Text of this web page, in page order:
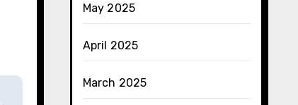
May 2025
April 2025
March 2025